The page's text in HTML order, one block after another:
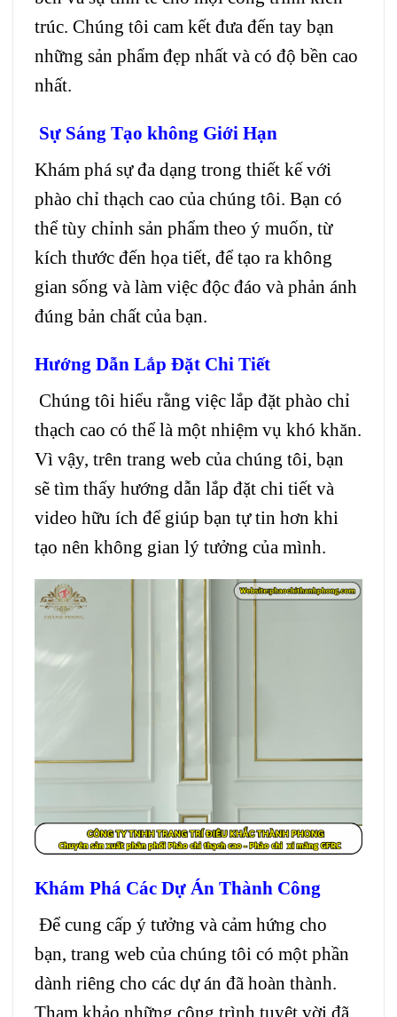
trúc. Chúng tôi cam kết đưa đến tay bạn
những sản phẩm đẹp nhất và có độ bền cao
nhất.
Sự Sáng Tạo không Giới Hạn
Khám phá sự đa dạng trong thiết kế với
phào chỉ thạch cao của chúng tôi. Bạn có
thể tùy chỉnh sản phẩm theo ý muốn, từ
kích thước đến họa tiết, để tạo ra không
gian sống và làm việc độc đáo và phản ánh
đúng bản chất của bạn.
Hướng Dẫn Lắp Đặt Chi Tiết
Chúng tôi hiểu rằng việc lắp đặt phào chỉ
thạch cao có thể là một nhiệm vụ khó khăn.
Vì vậy, trên trang web của chúng tôi, bạn
sẽ tìm thấy hướng dẫn lắp đặt chi tiết và
video hữu ích để giúp bạn tự tin hơn khi
tạo nên không gian lý tưởng của mình.
Khám Phá Các Dự Án Thành Công
Để cung cấp ý tưởng và cảm hứng cho
bạn, trang web của chúng tôi có một phần
dành riêng cho các dự án đã hoàn thành.
Tham khảo những công trình tuyệt vời đã